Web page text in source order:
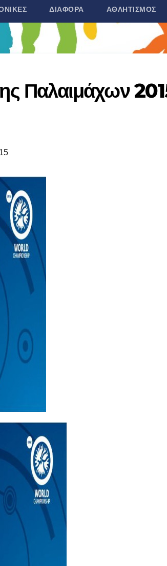
ΔΙΆΦΟΡΑ ΑΘΛΗΤΙΣΜΌΣ
Παλαιμάχων